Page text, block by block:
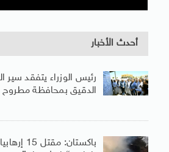
أحدث الأخبار
رئيس الوزراء يتفقد
الدقيق بمحافظة مطروح
باكستان: